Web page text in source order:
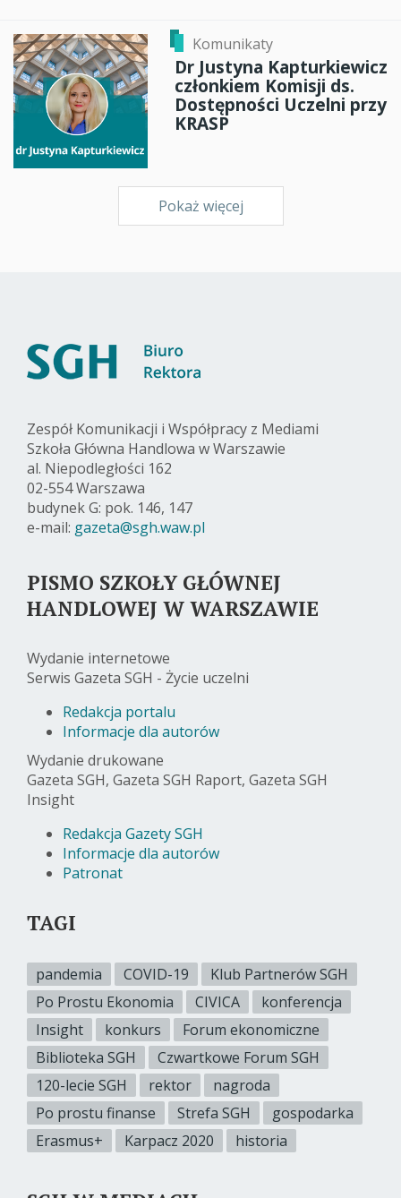
Komunikaty
Dr Justyna Kapturkiewicz
członkiem Komisji ds.
Dostępności Uczelni przy
KRASP
Pokaż więcej
Zespół Komunikacji i Współpracy z Mediami
Szkoła Główna Handlowa w Warszawie
al. Niepodległości 162
02-554 Warszawa
budynek G: pok. 146, 147
e-mail: gazeta@sgh.waw.pl
PISMO SZKOŁY GŁÓWNEJ
HANDLOWEJ W WARSZAWIE
Wydanie internetowe
Serwis Gazeta SGH - Życie uczelni
Redakcja portalu
Informacje dla autorów
Wydanie drukowane
Gazeta SGH, Gazeta SGH Raport, Gazeta SGH
Insight
Redakcja Gazety SGH
Informacje dla autorów
Patronat
TAGI
pandemia COVID-19
Klub Partnerów SGH
Po Prostu Ekonomia
CIVICA
konferencja
Insight
konkurs
Forum ekonomiczne
Biblioteka SGH
Czwartkowe Forum SGH
120-lecie SGH
rektor
nagroda
Po prostu finanse
Strefa SGH
gospodarka
Erasmus+
Karpacz 2020 historia